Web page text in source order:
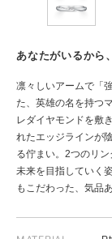
あなたがいるから
凛々しいアームで「
た、英雄の名を持つ
レダイヤモンドを敷
れたエッジラインが
る佇まい。2つのリ
未来を目指していく
もこだわった、気品